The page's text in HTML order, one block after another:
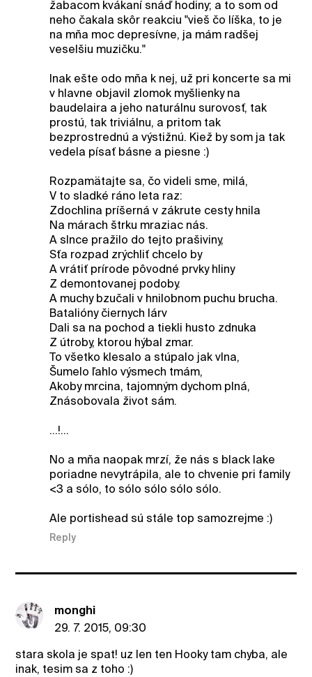
žabacom kvákaní snáď hodiny; a to som od
neho čakala skôr reakciu "vieš čo líška, to je
na mňa moc depresívne, ja mám radšej
veselšiu muzičku."
Inak ešte odo mňa k nej, už pri koncerte sa mi
v hlavne objavil zlomok myšlienky na
baudelaira a jeho naturálnu surovosť, tak
prostú, tak triviálnu, a pritom tak
bezprostrednú a výstižnú. Kiež by som ja tak
vedela písať básne a piesne :)
Rozpamätajte sa, čo videli sme, milá,
V to sladké ráno leta raz:
Zdochlina príšerná v zákrute cesty hnila
Na márach štrku mraziac nás.
A slnce pražilo do tejto prašiviny,
Sťa rozpad zrýchliť chcelo by
A vrátiť prírode pôvodné prvky hliny
Z demontovanej podoby.
A muchy bzučali v hnilobnom puchu brucha.
Batalióny čiernych lárv
Dali sa na pochod a tiekli husto zdnuka
Z útroby, ktorou hýbal zmar.
To všetko klesalo a stúpalo jak vlna,
Šumelo ľahlo výsmech tmám,
Akoby mrcina, tajomným dychom plná,
Znásobovala život sám.
...!...
No a mňa naopak mrzí, že nás s black lake
poriadne nevytrápila, ale to chvenie pri family
<3 a sólo, to sólo sólo sólo sólo.
Ale portishead sú stále top samozrejme :)
Reply
monghi
29. 7. 2015, 09:30
stara skola je spat! uz len ten Hooky tam chyba, ale
inak, tesim sa z toho :)